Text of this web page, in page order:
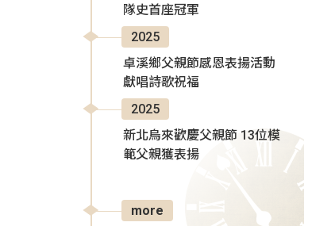
隊史首座冠軍
2025
卓溪鄉父親節感恩表揚活動
獻唱詩歌祝福
2025
新北烏來歡慶父親節 13位模
範父親獲表揚
more